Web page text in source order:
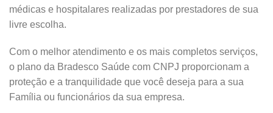
médicas e hospitalares realizadas por prestadores de sua
livre escolha.
Com o melhor atendimento e os mais completos serviços,
o plano da Bradesco Saúde com CNPJ proporcionam a
proteção e a tranquilidade que você deseja para a sua
Família ou funcionários da sua empresa.